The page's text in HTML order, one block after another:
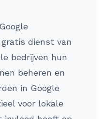
dienst van
bedrijven hun
beheren en
in Google
voor lokale